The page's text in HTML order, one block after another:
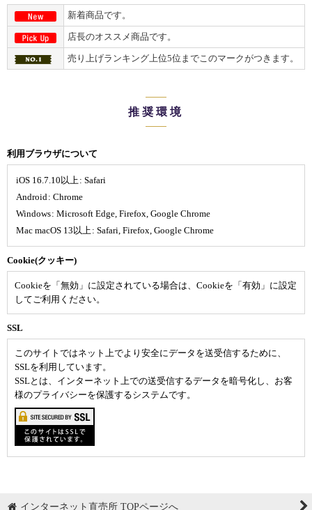
新着商品です。
店長のオススメ商品です。
売り上げランキング上位5位までこのマークがつきます。
推奨環境
利用ブラウザについて
iOS 16.7.10以上: Safari
Android: Chrome
Windows: Microsoft Edge, Firefox, Google Chrome
Mac macOS 13以上: Safari, Firefox, Google Chrome
Cookie(クッキー)
Cookieを「無効」に設定されている場合は、Cookieを「有効」に設定
してご利用ください。
SSL
このサイトではネット上でより安全にデータを送受信するために、
SSLを利用しています。
SSLとは、インターネット上での送受信するデータを暗号化し、お客
様のプライバシーを保護するシステムです。
インターネット直売所 TOPページへ